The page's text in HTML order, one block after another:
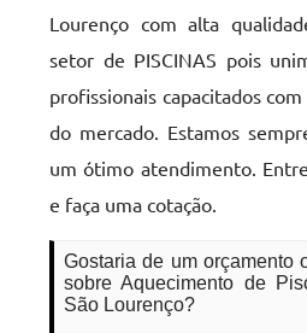
Lourenço com alta
setor de PISCINAS pois
profissionais capacitados
do mercado. Estamos
um ótimo atendimento.
e faça uma cotação.
Gostaria de um orçamento
sobre Aquecimento de
São Lourenço?